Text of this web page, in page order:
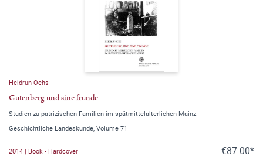
Heidrun Ochs
Gutenberg und sine frunde
Studien zu patrizischen Familien im spätmittelalterlichen Mainz
Geschichtliche Landeskunde, Volume 71
2014 | Book - Hardcover €87.00*